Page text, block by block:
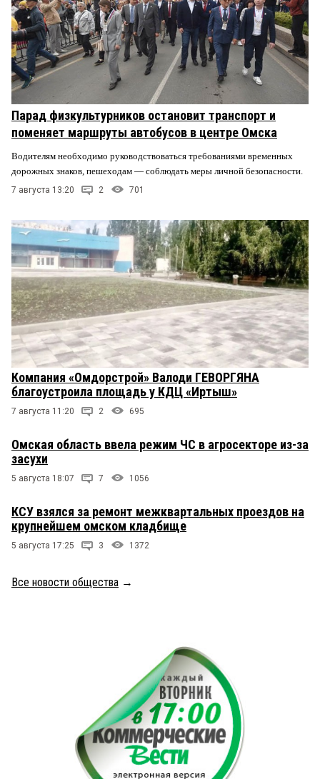
Парад физкультурников остановит транспорт и
поменяет маршруты автобусов в центре Омска
Водителям необходимо руководствоваться требованиями временных
дорожных знаков, пешеходам — соблюдать меры личной безопасности.
7 августа 13:20 2 701
Компания «Омдорстрой» Валоди ГЕВОРГЯНА
благоустроила площадь у КДЦ «Иртыш»
7 августа 11:20 2 695
Омская область ввела режим ЧС в агросекторе из-за
засухи
5 августа 18:07 7 1056
КСУ взялся за ремонт межквартальных проездов на
крупнейшем омском кладбище
5 августа 17:25 3 1372
Все новости общества →